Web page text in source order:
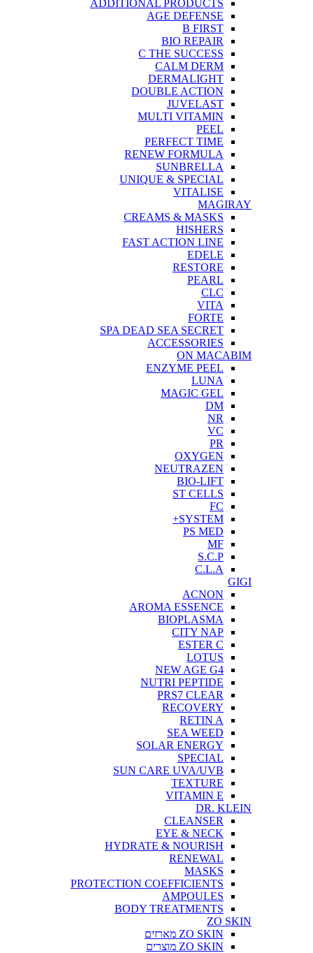
ADDITIONAL PRODUCTS
AGE DEFENSE
B FIRST
BIO REPAIR
C THE SUCCESS
CALM DERM
DERMALIGHT
DOUBLE ACTION
JUVELAST
MULTI VITAMIN
PEEL
PERFECT TIME
RENEW FORMULA
SUNBRELLA
UNIQUE & SPECIAL
VITALISE
MAGIRAY
CREAMS & MASKS
HISHERS
FAST ACTION LINE
EDELE
RESTORE
PEARL
CLC
VITA
FORTE
SPA DEAD SEA SECRET
ACCESSORIES
ON MACABIM
ENZYME PEEL
LUNA
MAGIC GEL
DM
NR
VC
PR
OXYGEN
NEUTRAZEN
BIO-LIFT
ST CELLS
FC
SYSTEM+
PS MED
MF
S.C.P
C.L.A
GIGI
ACNON
AROMA ESSENCE
BIOPLASMA
CITY NAP
ESTER C
LOTUS
NEW AGE G4
NUTRI PEPTIDE
PRS7 CLEAR
RECOVERY
RETIN A
SEA WEED
SOLAR ENERGY
SPECIAL
SUN CARE UVA/UVB
TEXTURE
VITAMIN E
DR. KLEIN
CLEANSER
EYE & NECK
HYDRATE & NOURISH
RENEWAL
MASKS
PROTECTION COEFFICIENTS
AMPOULES
BODY TREATMENTS
ZO SKIN
ZO SKIN מארזים
ZO SKIN מוצרים